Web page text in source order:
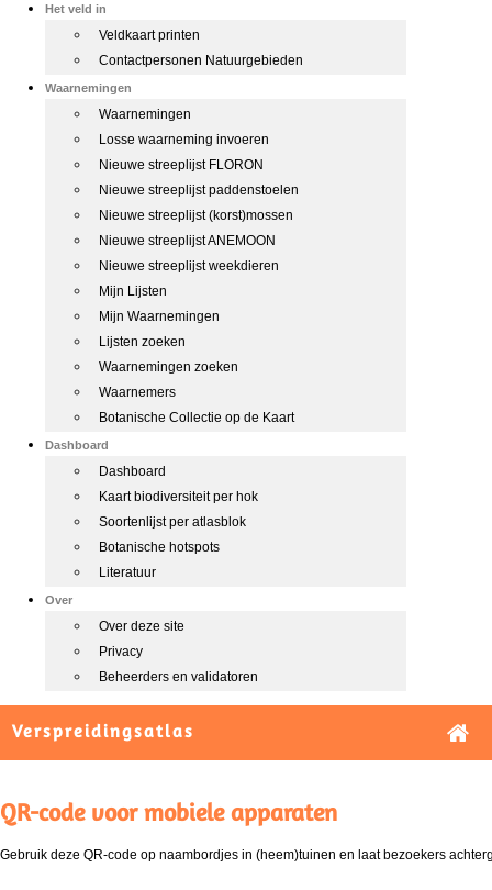
Het veld in
Veldkaart printen
Contactpersonen Natuurgebieden
Waarnemingen
Waarnemingen
Losse waarneming invoeren
Nieuwe streeplijst FLORON
Nieuwe streeplijst paddenstoelen
Nieuwe streeplijst (korst)mossen
Nieuwe streeplijst ANEMOON
Nieuwe streeplijst weekdieren
Mijn Lijsten
Mijn Waarnemingen
Lijsten zoeken
Waarnemingen zoeken
Waarnemers
Botanische Collectie op de Kaart
Dashboard
Dashboard
Kaart biodiversiteit per hok
Soortenlijst per atlasblok
Botanische hotspots
Literatuur
Over
Over deze site
Privacy
Beheerders en validatoren
Verspreidingsatlas
QR-code voor mobiele apparaten
Gebruik deze QR-code op naambordjes in (heem)tuinen en laat bezoekers